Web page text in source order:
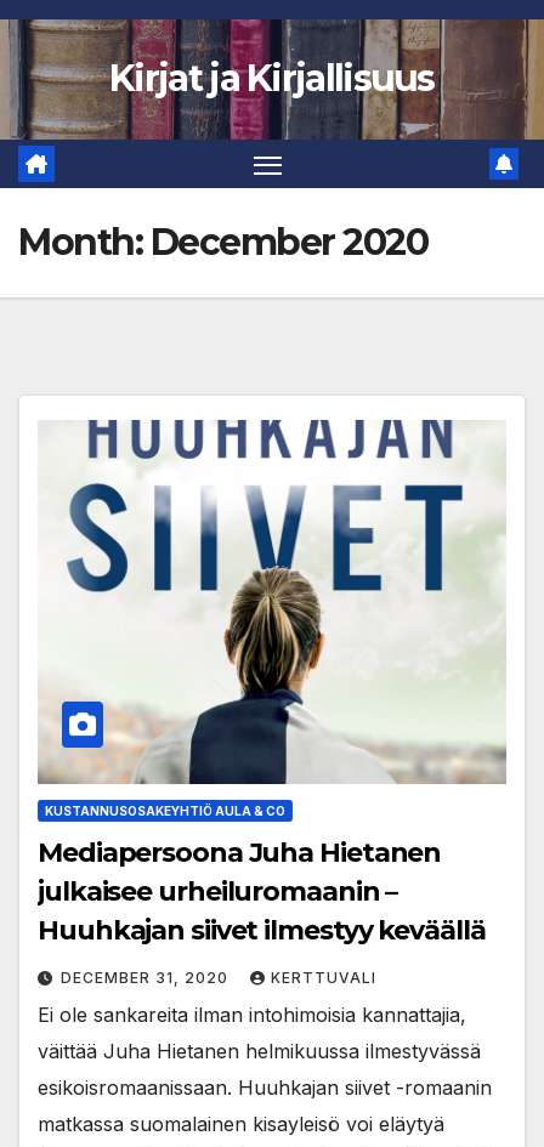
Skip
content
Kirjat ja Kirjallisuus
Month: December 2020
KUSTANNUSOSAKEYHTIÖ AULA & CO
Mediapersoona Juha Hietanen
julkaisee urheiluromaanin –
Huuhkajan siivet ilmestyy keväällä
DECEMBER 31, 2020 KERTTUVALI
Ei ole sankareita ilman intohimoisia kannattajia,
väittää Juha Hietanen helmikuussa ilmestyvässä
esikoisromaanissaan. Huuhkajan siivet -romaanin
matkassa suomalainen kisayleisö voi eläytyä